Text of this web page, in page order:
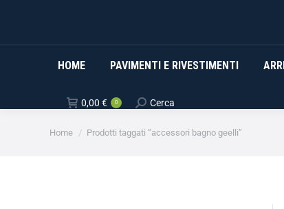
HOME PAVIMENTI E RIVESTIMENTI
0,00 € 0 Cerca
Tu sei qui:
Home Prodotti taggati “accessori bagno geelli”